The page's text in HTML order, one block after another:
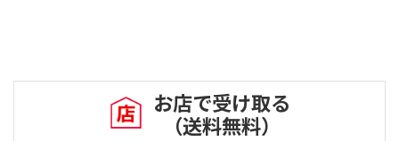
お店で受け取る
（送料無料）